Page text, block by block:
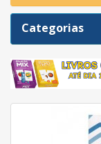
Categorias